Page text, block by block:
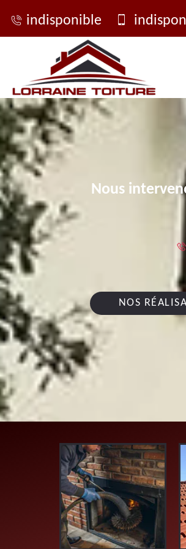
indisponible
Nous
NOS